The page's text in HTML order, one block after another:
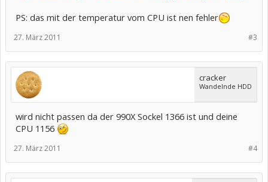
PS: das mit der temperatur vom CPU ist nen fehler
#3
27. März 2011
cracker
Wandelnde HDD
wird nicht passen da der 990X Sockel 1366 ist und deine
CPU 1156
#4
27. März 2011